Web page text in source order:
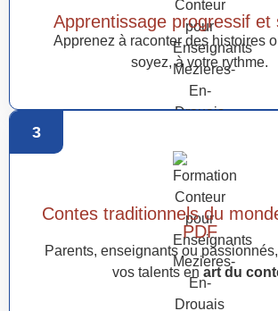
Apprentissage progressif et
Apprenez à raconter des histoires
soyez, à votre rythme.
3
Contes traditionnels du
PDF
Parents, enseignants ou
vos talents en art du